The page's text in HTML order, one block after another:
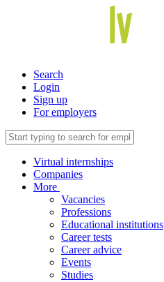
Search
Login
Sign up
For employers
Virtual internships
Companies
More
Vacancies
Professions
Educational institutions
Career tests
Career advice
Events
Studies